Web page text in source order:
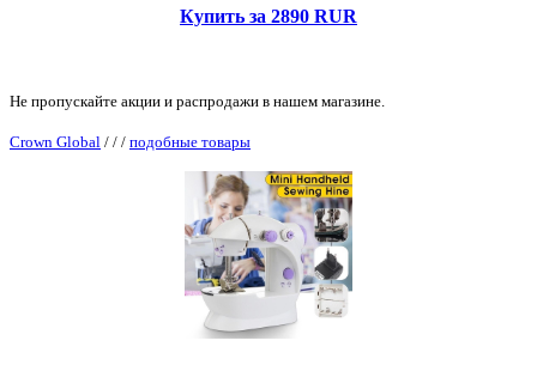
Купить за 2890 RUR
Не пропускайте акции и распродажи в нашем магазине.
Crown Global / / / подобные товары